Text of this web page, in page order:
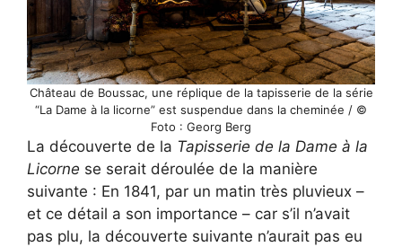
Château de Boussac, une réplique de la tapisserie de la série
“La Dame à la licorne” est suspendue dans la cheminée / ©
Foto : Georg Berg
La découverte de la Tapisserie de la Dame à la
Licorne se serait déroulée de la manière
suivante : En 1841, par un matin très pluvieux –
et ce détail a son importance – car s’il n’avait
pas plu, la découverte suivante n’aurait pas eu